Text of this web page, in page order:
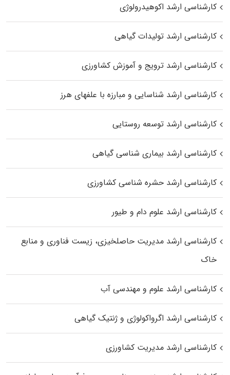
کارشناسی ارشد اکوهیدرولوژی
کارشناسی ارشد تولیدات گیاهی
کارشناسی ارشد ترویج و آموزش کشاورزی
کارشناسی ارشد شناسایی و مبارزه با علفهای هرز
کارشناسی ارشد توسعه روستایی
کارشناسی ارشد بیماری‌ شناسی گیاهی
کارشناسی ارشد حشره‌ شناسی کشاورزی
کارشناسی ارشد علوم دام و طیور
کارشناسی ارشد مدیریت حاصلخیزی، زیست فناوری و منابع
خاک
کارشناسی ارشد علوم و مهندسی آب
کارشناسی ارشد اگرواکولوژی و ژنتیک گیاهی
کارشناسی ارشد مدیریت کشاورزی